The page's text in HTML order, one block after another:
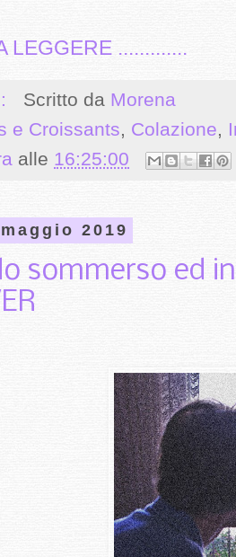
LEGGERE .............
Scritto da Morena
e Croissants, Colazione,
alle 16:25:00
2019
sommerso ed